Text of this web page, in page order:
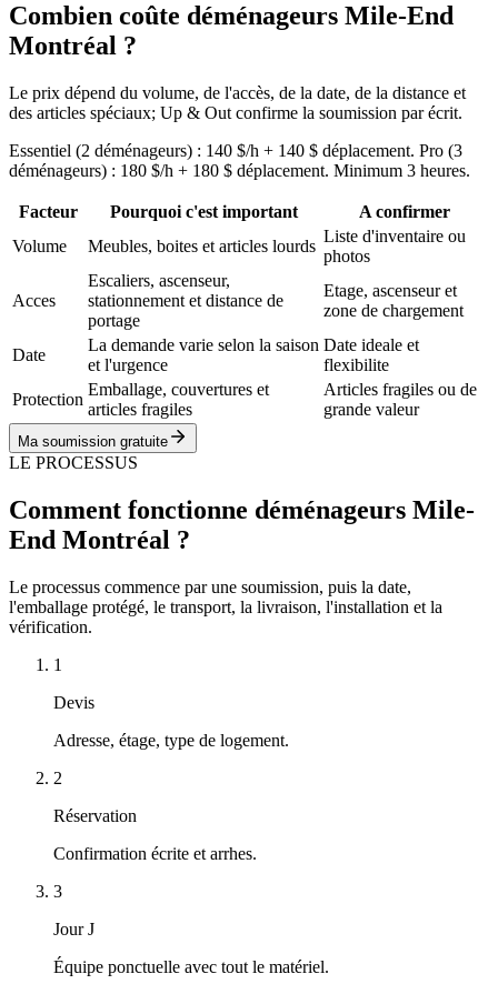
Combien coûte déménageurs Mile-End
Montréal ?
Le prix dépend du volume, de l'accès, de la date, de la distance et
des articles spéciaux; Up & Out confirme la soumission par écrit.
Essentiel (2 déménageurs) : 140 $/h + 140 $ déplacement. Pro (3
déménageurs) : 180 $/h + 180 $ déplacement. Minimum 3 heures.
Facteur Pourquoi c'est important
A confirmer
Volume
Meubles, boites et articles lourds
Liste d'inventaire ou
photos
Acces
Escaliers, ascenseur,
stationnement et distance de
portage
Etage, ascenseur et
zone de chargement
Date
La demande varie selon la saison
et l'urgence
Date ideale et
flexibilite
Protection
Emballage, couvertures et
articles fragiles
Articles fragiles ou de
grande valeur
Ma soumission gratuite
LE PROCESSUS
Comment fonctionne déménageurs Mile-
End Montréal ?
Le processus commence par une soumission, puis la date,
l'emballage protégé, le transport, la livraison, l'installation et la
vérification.
1
Devis
Adresse, étage, type de logement.
2
Réservation
Confirmation écrite et arrhes.
3
Jour J
Équipe ponctuelle avec tout le matériel.